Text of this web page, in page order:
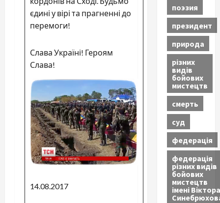
єдині у вірі та прагненні до
перемоги!
Слава Україні! Героям
Слава!
14.08.2017
поэзия
президент
природа
різних
видів
бойових
мистецтв
смерть
суд
федерація
федерація
різних видів
бойових
мистецтв
імені Віктора